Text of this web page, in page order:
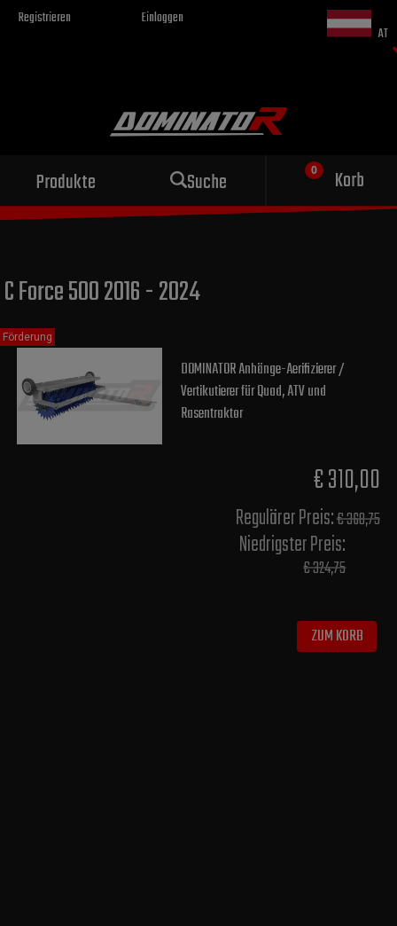
Registrieren Einloggen
AT
Produkte Suche Korb
Sportauspuff
für dein Motorrad
C Force 500 2016 - 2024
DOMINATOR Anhänge-Aerifizierer /
Vertikutierer für Quad, ATV und
Rasentraktor
€ 310,00
Regulärer Preis:€ 368,75
Niedrigster Preis:
€ 324,75
ZUM KORB
Förderung